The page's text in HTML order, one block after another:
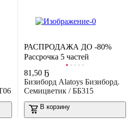
Рассрочка 5 частей
РАСПРОДАЖА ДО -80%
81 ,50 Ҕ
Бизиборд Alatoys Бизиборд.
Семицветик / ББ315
В корзину